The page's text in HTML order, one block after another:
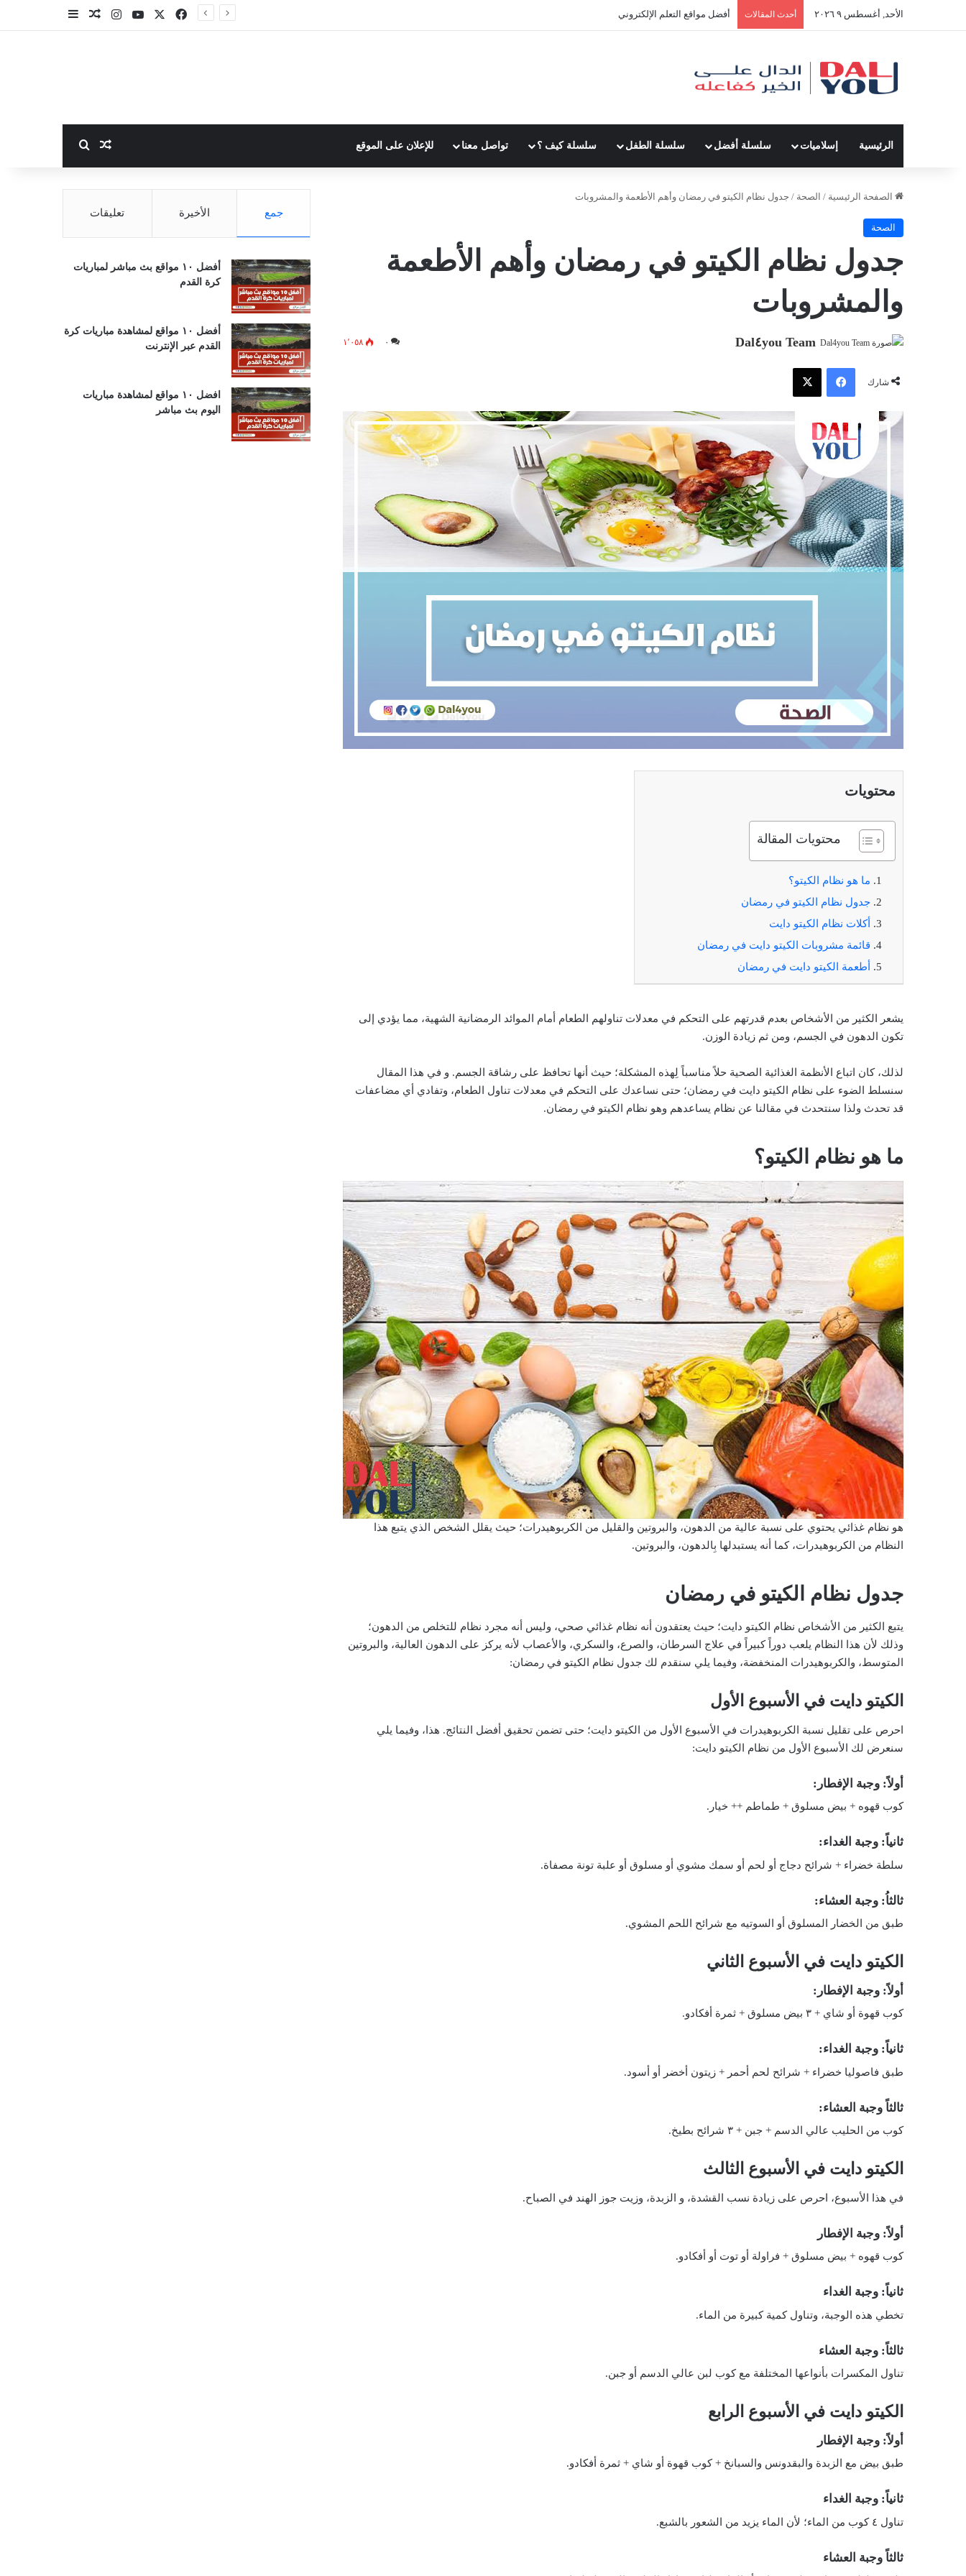
الأحد, أغسطس ٩ ٢٠٢٦ أحدث المقالات أفضل النصائح لإدارة الوقت بفعالية فيسبوك ‫YouTubeانستقراممقال عشوائي
الرئيسية إسلاميات سلسلة أفضل سلسلة الطفل سلسلة كيف ؟ تواصل معنا للإعلان على الموقع مقال عشوائي
الصفحة الرئيسية / الصحة / جدول نظام الكيتو في رمضان وأهم الأطعمة والمشروبات
الصحة
جدول نظام الكيتو في رمضان وأهم الأطعمة
والمشروبات
Dal٤you Team ٠ ١٬٠٥٨
شارك
فيسبوك
محتويات
محتويات المقالة
ما هو نظام الكيتو؟
جدول نظام الكيتو في رمضان
أكلات نظام الكيتو دايت
قائمة مشروبات الكيتو دايت في رمضان
أطعمة الكيتو دايت في رمضان
يشعر الكثير من الأشخاص بعدم قدرتهم على التحكم في معدلات تناولهم الطعام أمام الموائد الرمضانية الشهية، مما يؤدي إلى
تكون الدهون في الجسم، ومن ثم زيادة الوزن.
لذلك، كان اتباع الأنظمة الغذائية الصحية حلاً مناسباً لِهذه المشكلة؛ حيث أنها تحافظ على رشاقة الجسم. و في هذا المقال
سنسلط الضوء على نظام الكيتو دايت في رمضان؛ حتى نساعدك على التحكم في معدلات تناول الطعام، وتفادي أي مضاعفات
قد تحدث ولذا سنتحدث في مقالنا عن نظام يساعدهم وهو نظام الكيتو في رمضان.
ما هو نظام الكيتو؟
هو نظام غذائي يحتوي على نسبة عالية من الدهون، والبروتين والقليل من الكربوهيدرات؛ حيث يقلل الشخص الذي يتبع هذا
النظام من الكربوهيدرات، كما أنه يستبدلها بِالدهون، والبروتين.
جدول نظام الكيتو في رمضان
يتبع الكثير من الأشخاص نظام الكيتو دايت؛ حيث يعتقدون أنه نظام غذائي صحي، وليس أنه مجرد نظام للتخلص من الدهون؛
وذلك لأن هذا النظام يلعب دوراً كبيراً في علاج السرطان، والصرع، والسكري، والأعصاب لأنه يركز على الدهون العالية، والبروتين
المتوسط، والكربوهيدرات المنخفضة، وفيما يلي سنقدم لك جدول نظام الكيتو في رمضان:
الكيتو دايت في الأسبوع الأول
احرص على تقليل نسبة الكربوهيدرات في الأسبوع الأول من الكيتو دايت؛ حتى تضمن تحقيق أفضل النتائج. هذا، وفيما يلي
سنعرض لك الأسبوع الأول من نظام الكيتو دايت:
أولاً: وجبة الإفطار:
كوب قهوه + بيض مسلوق + طماطم ++ خيار.
ثانياً: وجبة الغداء:
سلطة خضراء + شرائح دجاج أو لحم أو سمك مشوي أو مسلوق أو علبة تونة مصفاة.
ثالثاُ: وجبة العشاء:
طبق من الخضار المسلوق أو السوتيه مع شرائح اللحم المشوي.
الكيتو دايت في الأسبوع الثاني
أولاً: وجبة الإفطار:
كوب قهوة أو شاي + ٣ بيض مسلوق + ثمرة أفكادو.
ثانياً: وجبة الغداء:
طبق فاصوليا خضراء + شرائح لحم أحمر + زيتون أخضر أو أسود.
ثالثاً وجبة العشاء:
كوب من الحليب عالي الدسم + جبن + ٣ شرائح بطيخ.
الكيتو دايت في الأسبوع الثالث
في هذا الأسبوع، احرص على زيادة نسب القشدة، و الزبدة، وزيت جوز الهند في الصباح.
أولاً: وجبة الإفطار
كوب قهوه + بيض مسلوق + فراولة أو توت أو أفكادو.
ثانياً: وجبة الغداء
تخطي هذه الوجبة، وتناول كمية كبيرة من الماء.
ثالثاً: وجبة العشاء
تناول المكسرات بأنواعها المختلفة مع كوب لبن عالي الدسم أو جبن.
الكيتو دايت في الأسبوع الرابع
أولاً: وجبة الإفطار
طبق بيض مع الزبدة والبقدونس والسبانخ + كوب قهوة أو شاي + ثمرة أفكادو.
ثانياً: وجبة الغداء
تناول ٤ كوب من الماء؛ لأن الماء يزيد من الشعور بالشبع.
ثالثاً وجبة العشاء
جمع الأخيرة تعليقات
أفضل ١٠ مواقع بث مباشر لمباريات
كرة القدم
أفضل ١٠ مواقع لمشاهدة مباريات كرة
القدم عبر الإنترنت
افضل ١٠ مواقع لمشاهدة مباريات
اليوم بث مباشر